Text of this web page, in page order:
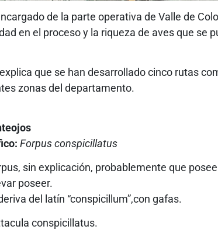
de la parte operativa de Valle de
en el proceso y la riqueza de aves que se
que se han desarrollado cinco rutas
zonas del departamento.
Forpus conspicillatus
sin explicación, probablemente que
poseer.
del latín “conspicillum”,con gafas.
conspicillatus.